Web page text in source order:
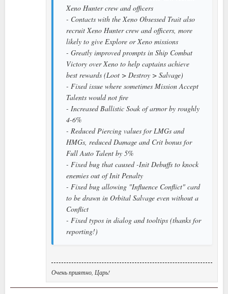
Xeno Hunter crew and officers
- Contacts with the Xeno Obsessed Trait also
recruit Xeno Hunter crew and officers, more
likely to give Explore or Xeno missions
- Greatly improved prompts in Ship Combat
Victory over Xeno to help captains achieve
best rewards (Loot > Destroy > Salvage)
- Fixed issue where sometimes Mission Accept
Talents would not fire
- Increased Ballistic Soak of armor by roughly
4-6%
- Reduced Piercing values for LMGs and
HMGs, reduced Damage and Crit bonus for
Full Auto Talent by 5%
- Fixed bug that caused -Init Debuffs to knock
enemies out of Init Penalty
- Fixed bug allowing "Influence Conflict" card
to be drawn in Orbital Salvage even without a
Conflict
- Fixed typos in dialog and tooltips (thanks for
reporting!)
Очень приятно, Царь!